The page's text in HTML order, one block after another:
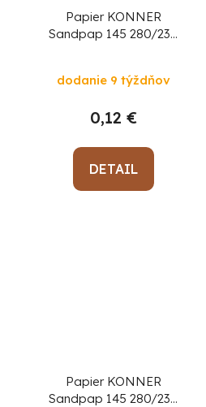
Papier KONNER
Sandpap 145 280/230
dodanie 9 týždňov
0,12 €
DETAIL
Papier KONNER
Sandpap 145 280/230